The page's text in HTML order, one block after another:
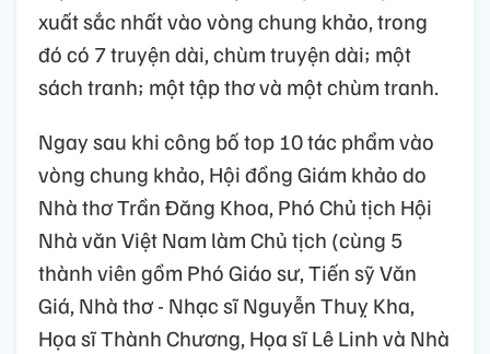
xuất sắc nhất vào vòng chung khảo, trong
đó có 7 truyện dài, chùm truyện dài; một
sách tranh; một tập thơ và một chùm tranh.
Ngay sau khi công bố top 10 tác phẩm vào
vòng chung khảo, Hội đồng Giám khảo do
Nhà thơ Trần Đăng Khoa, Phó Chủ tịch Hội
Nhà văn Việt Nam làm Chủ tịch (cùng 5
thành viên gồm Phó Giáo sư, Tiến sỹ Văn
Giá, Nhà thơ - Nhạc sĩ Nguyễn Thuỵ Kha,
Họa sĩ Thành Chương, Họa sĩ Lê Linh và Nhà